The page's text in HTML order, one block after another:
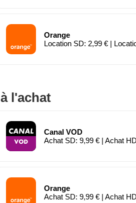
Orange
Location SD: 2,99 € |
à l'achat
Canal VOD
Achat SD: 9,99 € | Achat
Orange
Achat SD: 9,99 € | Achat